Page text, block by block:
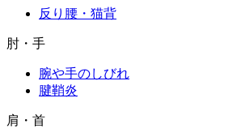
反り腰・猫背
肘・手
腕や手のしびれ
腱鞘炎
肩・首